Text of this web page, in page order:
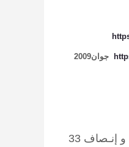
جوان2009
و إنـصاف 33